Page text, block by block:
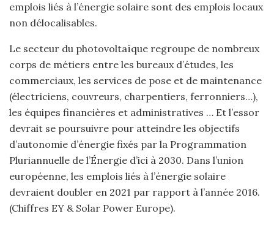
emplois liés à l’énergie solaire sont des emplois locaux
non délocalisables.
Le secteur du photovoltaïque regroupe de nombreux
corps de métiers entre les bureaux d’études, les
commerciaux, les services de pose et de maintenance
(électriciens, couvreurs, charpentiers, ferronniers…),
les équipes financières et administratives … Et l’essor
devrait se poursuivre pour atteindre les objectifs
d’autonomie d’énergie fixés par la Programmation
Pluriannuelle de l’Énergie d’ici à 2030. Dans l’union
européenne, les emplois liés à l’énergie solaire
devraient doubler en 2021 par rapport à l’année 2016.
(Chiffres EY & Solar Power Europe).